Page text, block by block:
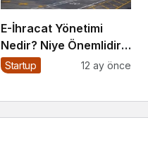
E-İhracat Yönetimi
Nedir? Niye Önemlidir?
Nasıl Yapılır?
Startup 12 ay önce